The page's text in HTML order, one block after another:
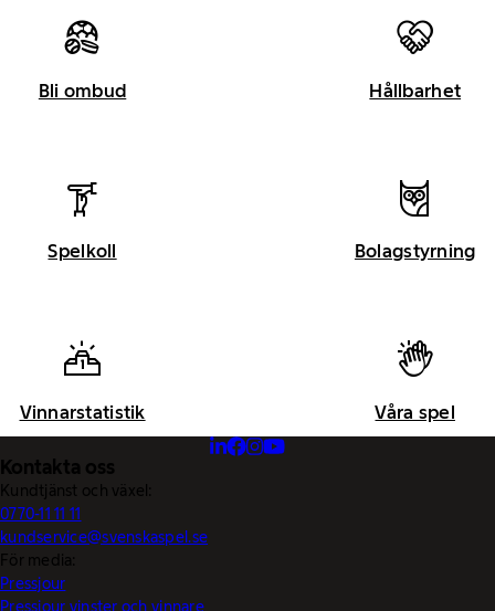
Bli ombud Hållbarhet
Spelkoll Bolagstyrning
Vinnarstatistik Våra spel
Kontakta oss
Kundtjänst och växel:
0770-11 11 11
kundservice@svenskaspel.se
För media:
Pressjour
Pressjour vinster och vinnare